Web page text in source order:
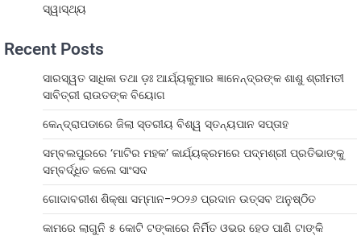
ସ୍ୱାସ୍ଥ୍ୟ
Recent Posts
ସାରସ୍ୱତ ସାଧିକା ତଥା ଡ଼ଃ ଆର୍ଯ୍ୟକୁମାର ଜ୍ଞାନେନ୍ଦ୍ରଙ୍କ ଶାଶୁ ଶ୍ରୀମତୀ
ସାବିତ୍ରୀ ରାଉତଙ୍କ ବିୟୋଗ
କେନ୍ଦ୍ରାପଡାରେ ଜିଲା ସ୍ତରୀୟ ବିଶ୍ୱ ସ୍ତନ୍ୟପାନ ସପ୍ତାହ
ସମ୍ବଲପୁରରେ ‘ମାଟିର ମହକ’ କାର୍ଯ୍ୟକ୍ରମରେ ପଦ୍ମଶ୍ରୀ ପ୍ରତିଭାଙ୍କୁ
ସମ୍ବର୍ଦ୍ଧିତ କଲେ ସାଂସଦ
ଗୋଦାବରୀଶ ଶିକ୍ଷା ସମ୍ମାନ-୨୦୨୬ ପ୍ରଦାନ ଉତ୍ସବ ଅନୁଷ୍ଠିତ
କାମରେ ଲାଗୁନି ୫ କୋଟି ଟଙ୍କାରେ ନିର୍ମିତ ଓଭର ହେଡ ପାଣି ଟାଙ୍କି